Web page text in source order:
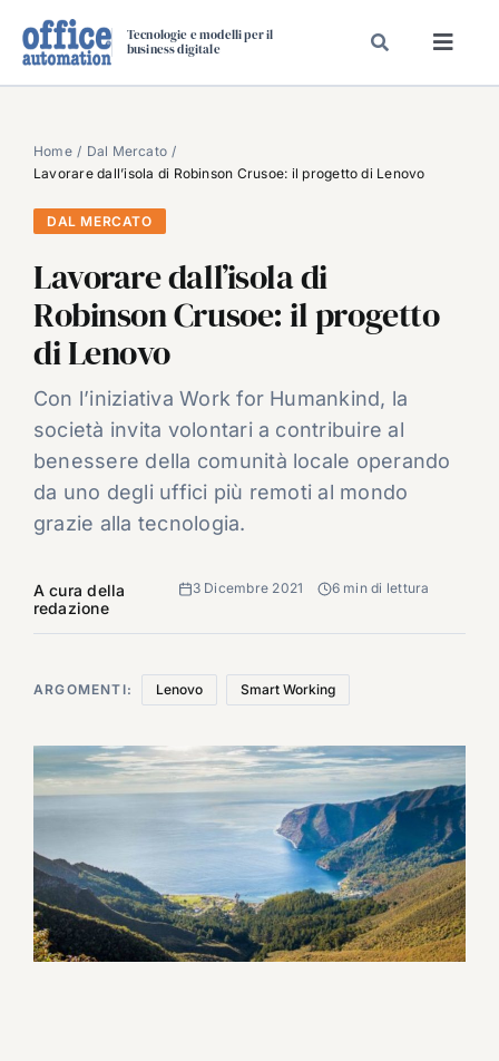
Tecnologie e modelli per il
business digitale
SPECIAL PAPER
DAL MERCATO
CARRIERE
VIDEO
EVENTI
CHI SIAMO
Home
Dal Mercato
Lavorare dall’isola di Robinson Crusoe: il progetto di Lenovo
DAL MERCATO
Lavorare dall’isola di
Robinson Crusoe: il progetto
di Lenovo
Con l’iniziativa Work for Humankind, la
società invita volontari a contribuire al
benessere della comunità locale operando
da uno degli uffici più remoti al mondo
grazie alla tecnologia.
A cura della
redazione
3 Dicembre 2021 6 min di lettura
ARGOMENTI: Lenovo Smart Working